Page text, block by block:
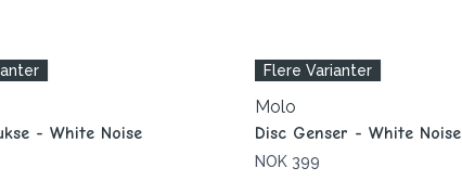
- White Noise
Flere Varianter
Molo
Disc Genser - White Noise
NOK 399